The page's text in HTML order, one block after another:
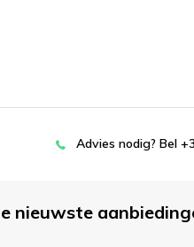
Advies nodig? Bel
nieuwste